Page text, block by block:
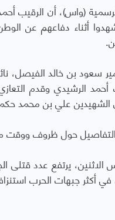
(واس)، أن الرقيب
أثناء دفاعهم عن
سعود بن خالد الفيصل،
الرشيدي وقدم
الشهيدين علي بن محمد
التفاصيل حول ظروف ووقت
الاثنين، يرتفع عدد